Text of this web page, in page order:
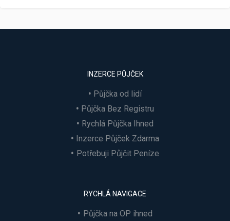
INZERCE PŮJČEK
Půjčka od lidí
Půjčka Bez Registru
Rychlá Půjčka Ihned
Inzerce Půjček Zdarma
Potřebuji Půjčit Peníze
RYCHLÁ NAVIGACE
Půjčka na OP ihned